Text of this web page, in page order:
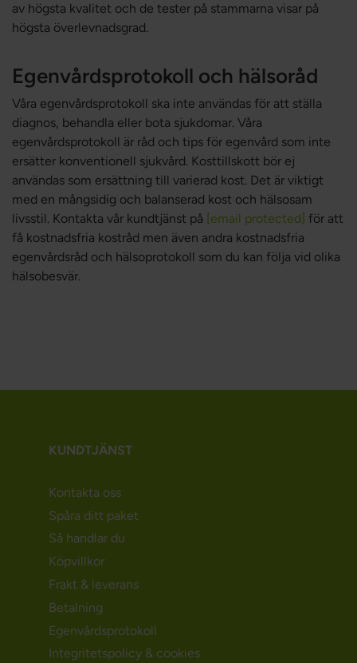
av högsta kvalitet och de tester på stammarna visar på
högsta överlevnadsgrad.
Egenvårdsprotokoll och hälsoråd
Våra egenvårdsprotokoll ska inte användas för att ställa
diagnos, behandla eller bota sjukdomar. Våra
egenvårdsprotokoll är råd och tips för egenvård som inte
ersätter konventionell sjukvård. Kosttillskott bör ej
användas som ersättning till varierad kost. Det är viktigt
med en mångsidig och balanserad kost och hälsosam
livsstil. Kontakta vår kundtjänst på [email protected] för att
få kostnadsfria kostråd men även andra kostnadsfria
egenvårdsråd och hälsoprotokoll som du kan följa vid olika
hälsobesvär.
KUNDTJÄNST
Kontakta oss
Spåra ditt paket
Så handlar du
Köpvillkor
Frakt & leverans
Betalning
Egenvårdsprotokoll
Integritetspolicy & cookies